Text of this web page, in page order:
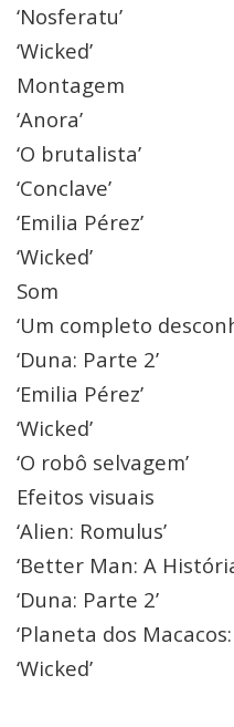
‘Nosferatu’
‘Wicked’
Montagem
‘Anora’
‘O brutalista’
‘Conclave’
‘Emilia Pérez’
‘Wicked’
Som
‘Um completo
‘Duna: Parte 2’
‘Emilia Pérez’
‘Wicked’
‘O robô selvagem’
Efeitos visuais
‘Alien: Romulus’
‘Better Man: A
‘Duna: Parte 2’
‘Planeta dos
‘Wicked’